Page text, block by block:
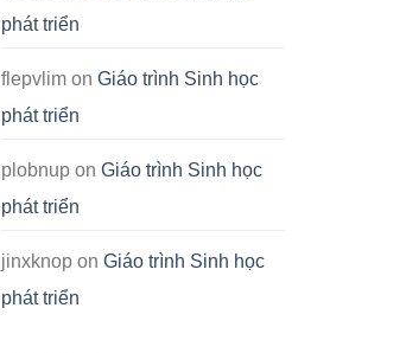
phát triển
flepvlim on Giáo trình Sinh học
phát triển
plobnup on Giáo trình Sinh học
phát triển
jinxknop on Giáo trình Sinh học
phát triển